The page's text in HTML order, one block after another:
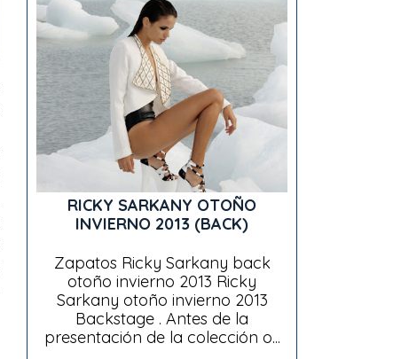
RICKY SARKANY OTOÑO
INVIERNO 2013 (BACK)
Zapatos Ricky Sarkany back
otoño invierno 2013 Ricky
Sarkany otoño invierno 2013
Backstage . Antes de la
presentación de la colección o...